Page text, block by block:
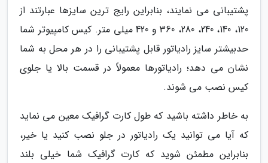
پشتیبانی می نمایند، بنابراین رایج ترین سایزها عبارتند از
120، 140، 240، 280، 360 و 420 میلی متر. کیس کامپیوتر شما
حدبیشتر سایز رادیاتور قابل پشتیبانی را در هر محل به شما
نشان می دهد؛ رادیاتورها معمولاً در قسمت بالا یا جلوی
کیس نصب می شوند.
به خاطر داشته باشید که طول کارت گرافیک معین می نماید
که آیا می توانید یک رادیاتور در جلو نصب کنید یا خیر،
بنابراین مطمئن شوید که کارت گرافیک شما خیلی بلند